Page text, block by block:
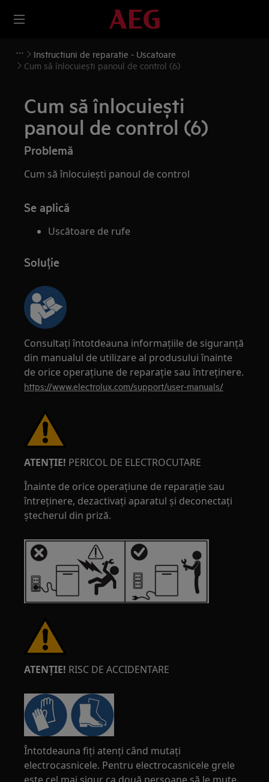
Instructiuni de reparatie - Uscatoare
Cum să înlocuiești panoul de control (6)
Cum să înlocuiești
panoul de control (6)
Problemă
Cum să înlocuiești panoul de control
Se aplică
Uscătoare de rufe
Soluție
Consultați întotdeauna informațiile de siguranță
din manualul de utilizare al produsului înainte
de orice operațiune de reparație sau întreținere.
https://www.electrolux.com/support/user-manuals/
ATENȚIE! PERICOL DE ELECTROCUTARE
Înainte de orice operațiune de reparație sau
întreținere, dezactivați aparatul și deconectați
ștecherul din priză.
ATENȚIE! RISC DE ACCIDENTARE
Întotdeauna fiți atenți când mutați
electrocasnicele. Pentru electrocasnicele grele